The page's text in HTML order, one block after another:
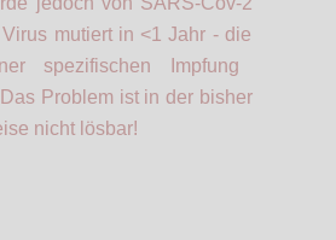
Virus mutiert in <1 Jahr - die
spezifischen Impfung
Problem ist in der bisher
nicht lösbar!